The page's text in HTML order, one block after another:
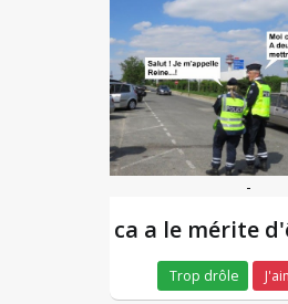
-
ca a le mérite
Trop drôle